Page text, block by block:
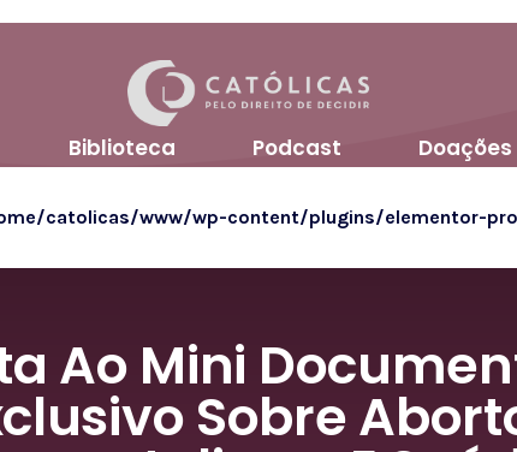
Biblioteca Podcast Doações
catolicas/www/wp-content/plugins/elementor-
Ao Mini
Sobre